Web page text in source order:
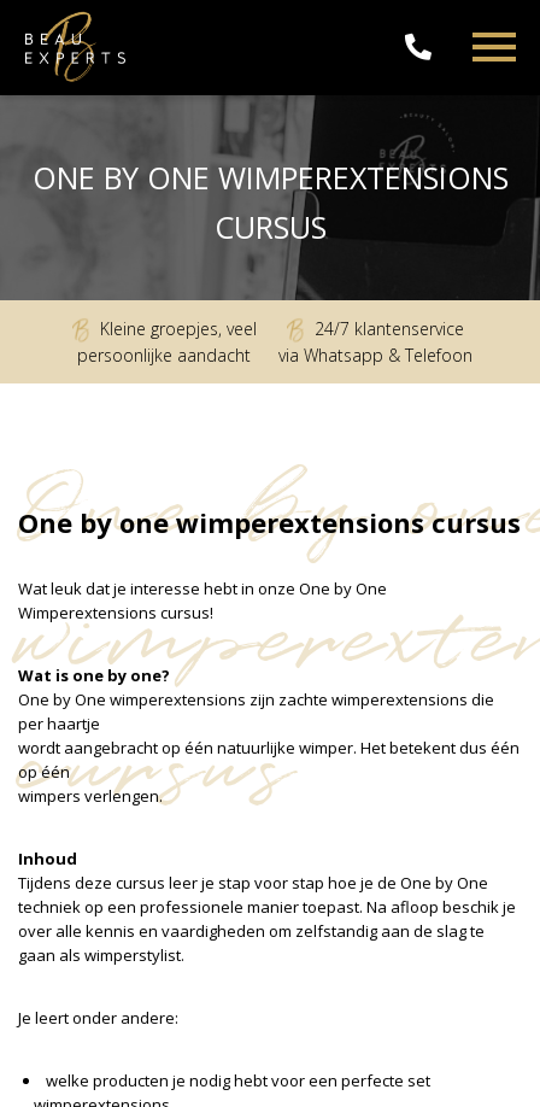
ONE BY ONE WIMPEREXTENSIONS
CURSUS
Kleine groepjes, veel
persoonlijke aandacht
24/7 klantenservice
via Whatsapp & Telefoon
One by
cursus
One by one wimperextensions cursus
Wat leuk dat je interesse hebt in onze One by One
Wimperextensions cursus!
Wat is one by one?
One by One wimperextensions zijn zachte wimperextensions die
per haartje
wordt aangebracht op één natuurlijke wimper. Het betekent dus één
op één
wimpers verlengen.
Inhoud
Tijdens deze cursus leer je stap voor stap hoe je de One by One
techniek op een professionele manier toepast. Na afloop beschik je
over alle kennis en vaardigheden om zelfstandig aan de slag te
gaan als wimperstylist.
Je leert onder andere:
welke producten je nodig hebt voor een perfecte set